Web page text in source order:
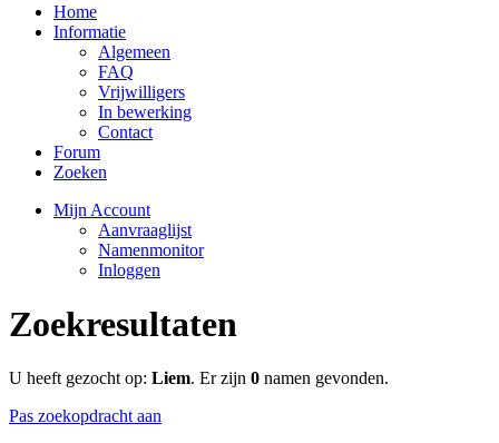
Home
Informatie
Algemeen
FAQ
Vrijwilligers
In bewerking
Contact
Forum
Zoeken
Mijn Account
Aanvraaglijst
Namenmonitor
Inloggen
Zoekresultaten
U heeft gezocht op: Liem. Er zijn 0 namen gevonden.
Pas zoekopdracht aan